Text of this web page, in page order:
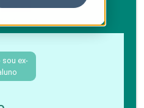
de crédito
sou ex-